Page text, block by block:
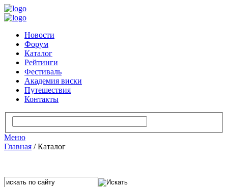
Новости
Форум
Каталог
Рейтинги
Фестиваль
Академия виски
Путешествия
Контакты
Меню
Главная /Каталог